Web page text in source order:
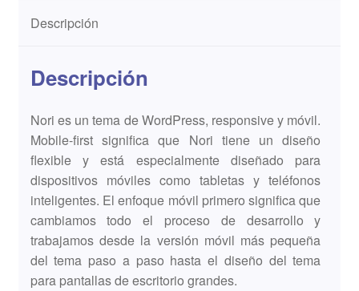
Descripción
Descripción
Nori es un tema de WordPress, responsive y móvil.
Mobile-first significa que Nori tiene un diseño
flexible y está especialmente diseñado para
dispositivos móviles como tabletas y teléfonos
inteligentes. El enfoque móvil primero significa que
cambiamos todo el proceso de desarrollo y
trabajamos desde la versión móvil más pequeña
del tema paso a paso hasta el diseño del tema
para pantallas de escritorio grandes.